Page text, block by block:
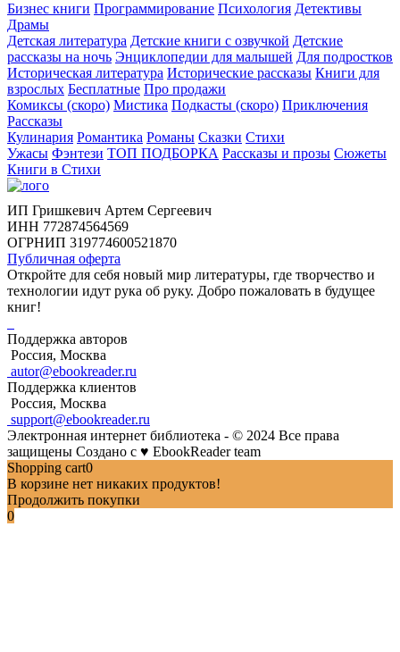
Бизнес книги Программирование Психология Детективы
Драмы
Детская литература Детские книги с озвучкой Детские
рассказы на ночь Энциклопедии для малышей Для подростков
Историческая литература Исторические рассказы Книги для
взрослых Бесплатные Про продажи
Комиксы (скоро) Мистика Подкасты (скоро) Приключения
Рассказы
Кулинария Романтика Романы Сказки Стихи
Ужасы Фэнтези ТОП ПОДБОРКА Рассказы и прозы Сюжеты
Книги в Стихи
ИП Гришкевич Артем Сергеевич
ИНН 772874564569
ОГРНИП 319774600521870
Публичная оферта
Откройте для себя новый мир литературы, где творчество и
технологии идут рука об руку. Добро пожаловать в будущее
книг!
Поддержка авторов
Россия, Москва
autor@ebookreader.ru
Поддержка клиентов
Россия, Москва
support@ebookreader.ru
Электронная интернет библиотека - © 2024 Все права
защищены Создано с ♥ EbookReader team
Shopping cart0
В корзине нет никаких продуктов!
Продолжить покупки
0